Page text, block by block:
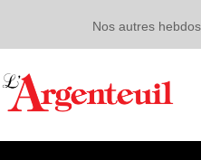
Nos autres